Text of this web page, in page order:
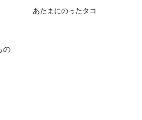
あたまにのったタコ